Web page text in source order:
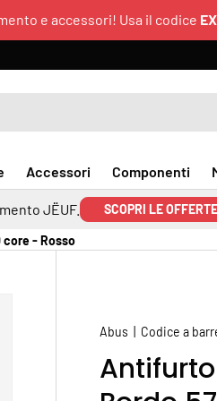
e accessori! Usa il codice
Accessori Componenti
JËUF. SCOPRI LE
- Rosso
Abus Codice a